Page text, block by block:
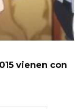
vienen con